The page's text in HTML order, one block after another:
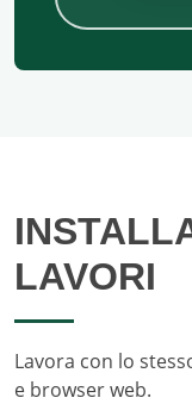
LAVORI
Lavora con lo
e browser web.